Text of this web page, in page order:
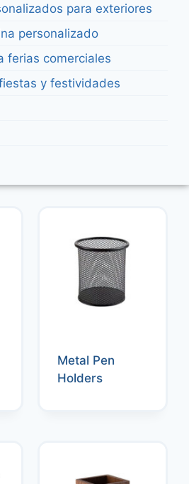
para exteriores
personalizado
ferias comerciales
y festividades
Metal Pen
Holders